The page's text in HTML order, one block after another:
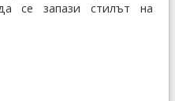
се запази стилът на